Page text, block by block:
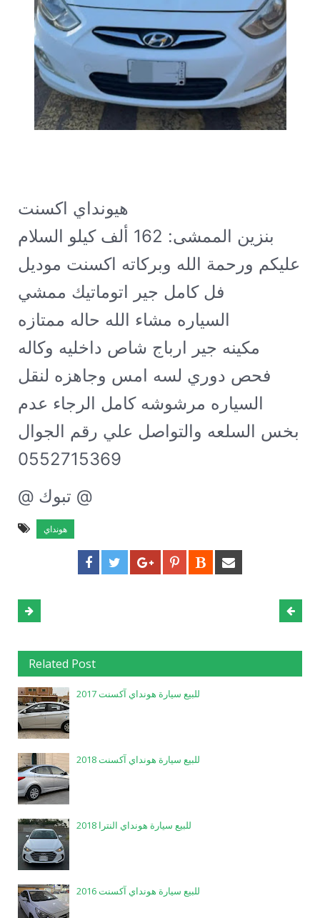
هيونداي اكسنت GL 2016 قير اوتماتيك
بنزين الممشى: 162 ألف كيلو
السلام
عليكم ورحمة الله وبركاته اكسنت موديل
2016 فل كامل جير اتوماتيك ممشي
162 السياره مشاء الله حاله ممتازه
مكينه جير ارباج شاص داخليه وكاله
فحص دوري لسه امس وجاهزه لنقل
السياره مرشوشه كامل الرجاء عدم
بخس السلعه والتواصل علي رقم الجوال
0552715369
@ تبوك @
هونداي
Related Post
للبيع سيارة هونداي آكسنت 2017
للبيع سيارة هونداي آكسنت 2018
للبيع سيارة هونداي النترا 2018
للبيع سيارة هونداي آكسنت 2016